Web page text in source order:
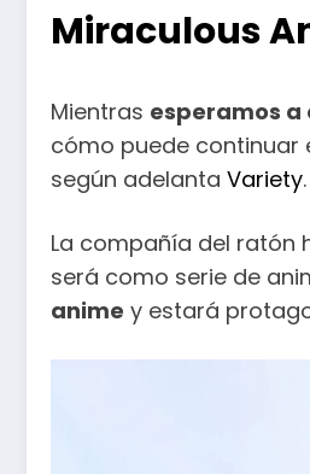
Miraculous
Mientras esperamos a
cómo puede continuar
según adelanta Variety.
La compañía del ratón
será como serie de
anime y estará